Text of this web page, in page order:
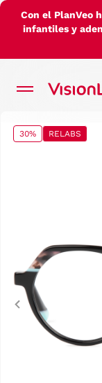
Con el PlanVeo
infantiles y
30% RELABS
Previous